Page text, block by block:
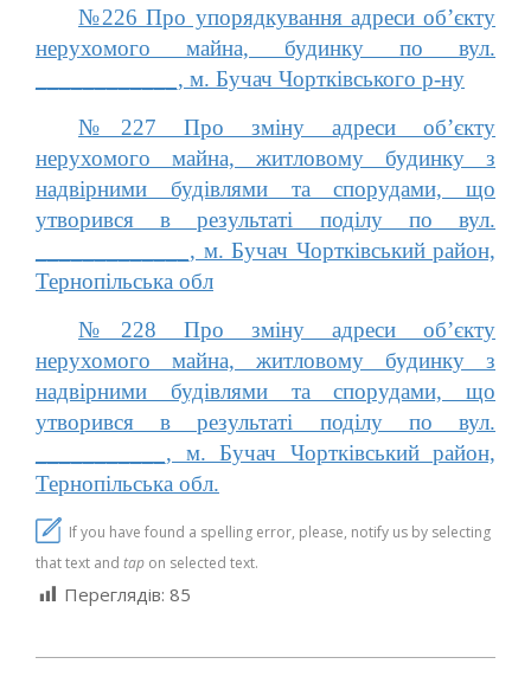
№226 Про упорядкування адреси об’єкту
нерухомого майна, будинку по вул.
____________, м. Бучач Чортківського р-ну
№227 Про зміну адреси об’єкту
нерухомого майна, житловому будинку з
надвірними будівлями та спорудами, що
утворився в результаті поділу по вул.
_____________, м. Бучач Чортківський район,
Тернопільська обл
№228 Про зміну адреси об’єкту
нерухомого майна, житловому будинку з
надвірними будівлями та спорудами, що
утворився в результаті поділу по вул.
___________, м. Бучач Чортківський район,
Тернопільська обл.
If you have found a spelling error, please, notify us by selecting
that text and tap on selected text.
Переглядів: 85